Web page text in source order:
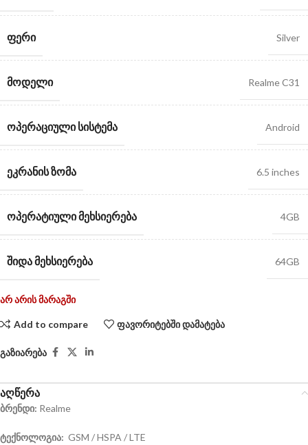
ᲤᲔᲠᲘ Silver
ᲛᲝᲓᲔᲚᲘ Realme C31
ᲝᲞᲔᲠᲐᲪᲘᲣᲚᲘ ᲡᲘᲡᲢᲔᲛᲐ Android
ᲔᲙᲠᲐᲜᲘᲡ ᲖᲝᲛᲐ 6.5 inches
ᲝᲞᲔᲠᲐᲢᲘᲣᲚᲘ ᲛᲔᲮᲡᲘᲔᲠᲔᲑᲐ 4GB
ᲨᲘᲓᲐ ᲛᲔᲮᲡᲘᲔᲠᲔᲑᲐ 64GB
არ არის მარაგში
Add to compare ფავორიტებში დამატება
გაზიარება
აღწერა
ბრენდი: Realme
ტექნოლოგია: GSM / HSPA / LTE